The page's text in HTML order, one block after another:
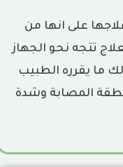
على انها من
تتجه نحو الجهاز
ما يقرره الطبيب
المصابة وشدة